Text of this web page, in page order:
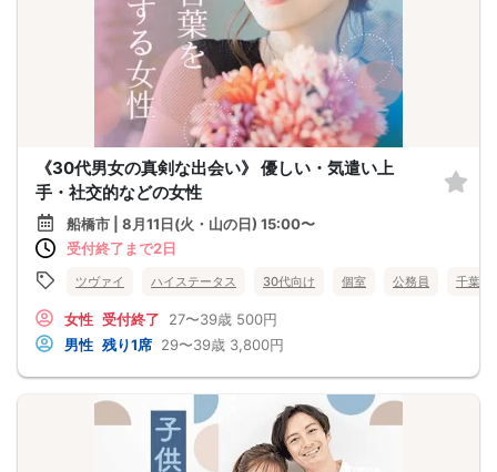
《30代男女の真剣な出会い》 優しい・気遣い上
手・社交的などの女性
船橋市 | 8月11日(火・山の日) 15:00〜
受付終了まで2日
ツヴァイ ハイステータス 30代向け 個室 公務員 千葉県
女性 受付終了 27〜39歳 500円
男性 残り1席 29〜39歳 3,800円